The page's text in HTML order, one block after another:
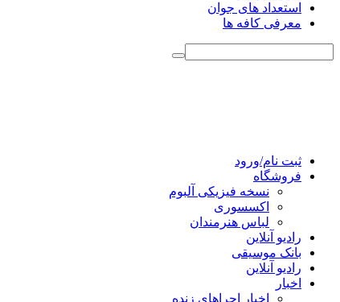
استعداد های جوان
معرفی کافه ها
ثبت نام/ورود
فروشگاه
نسخه فیزیکی آلبوم
اکسسوری
لباس هنرمندان
رادیو آنلاین
بانک موسیقی
رادیو آنلاین
اخبار
اخبار اجراهای زنده